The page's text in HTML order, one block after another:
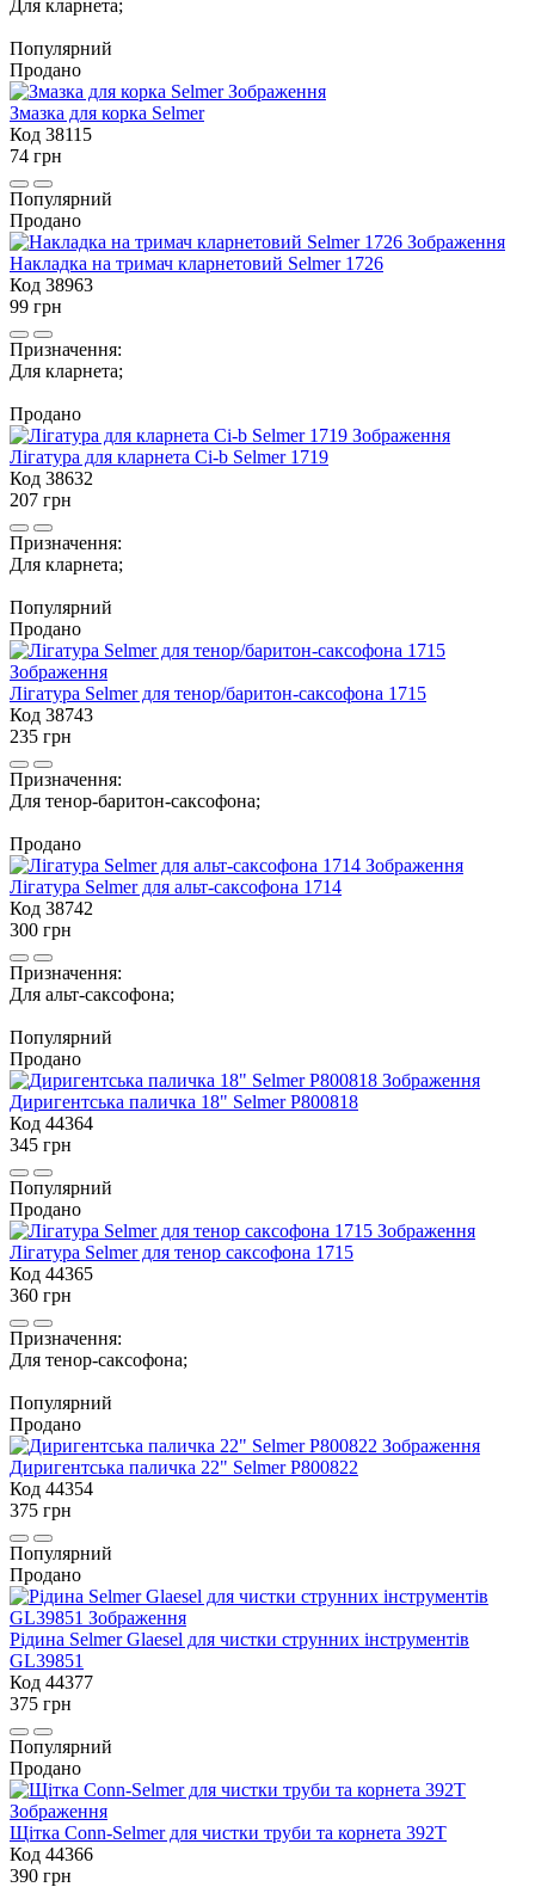
Для кларнета;
Популярний
Продано
Змазка для корка Selmer
Код 38115
74 грн
Популярний
Продано
Накладка на тримач кларнетовий Selmer 1726
Код 38963
99 грн
Призначення:
Для кларнета;
Продано
Лігатура для кларнета Сі-b Selmer 1719
Код 38632
207 грн
Призначення:
Для кларнета;
Популярний
Продано
Лігатура Selmer для тенор/баритон-саксофона 1715
Код 38743
235 грн
Призначення:
Для тенор-баритон-саксофона;
Продано
Лігатура Selmer для альт-саксофона 1714
Код 38742
300 грн
Призначення:
Для альт-саксофона;
Популярний
Продано
Диригентська паличка 18" Selmer P800818
Код 44364
345 грн
Популярний
Продано
Лігатура Selmer для тенор саксофона 1715
Код 44365
360 грн
Призначення:
Для тенор-саксофона;
Популярний
Продано
Диригентська паличка 22" Selmer P800822
Код 44354
375 грн
Популярний
Продано
Рідина Selmer Glaesel для чистки струнних інструментів
GL39851
Код 44377
375 грн
Популярний
Продано
Щiтка Conn-Selmer для чистки труби та корнета 392T
Код 44366
390 грн